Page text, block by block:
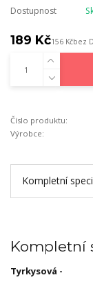
Dostupnost
189 Kč156 Kčbez
Číslo produktu:
Výrobce:
Kompletní
Kompletní
Tyrkysová -